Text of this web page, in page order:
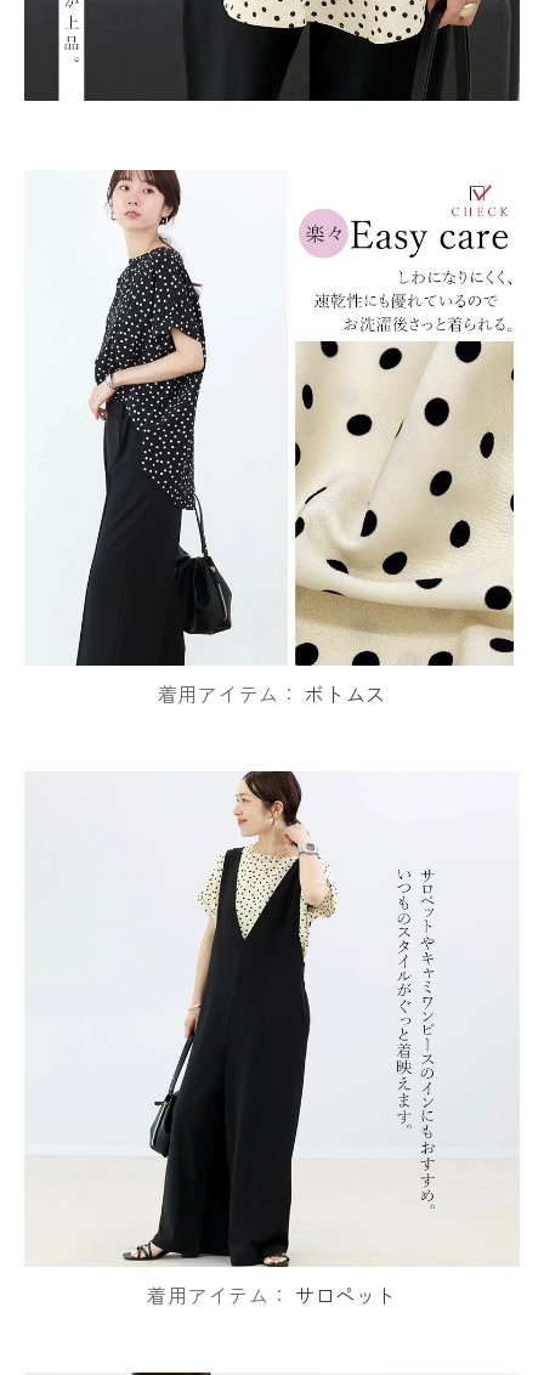
着用アイテム： ボトムス
着用アイテム： サロペット